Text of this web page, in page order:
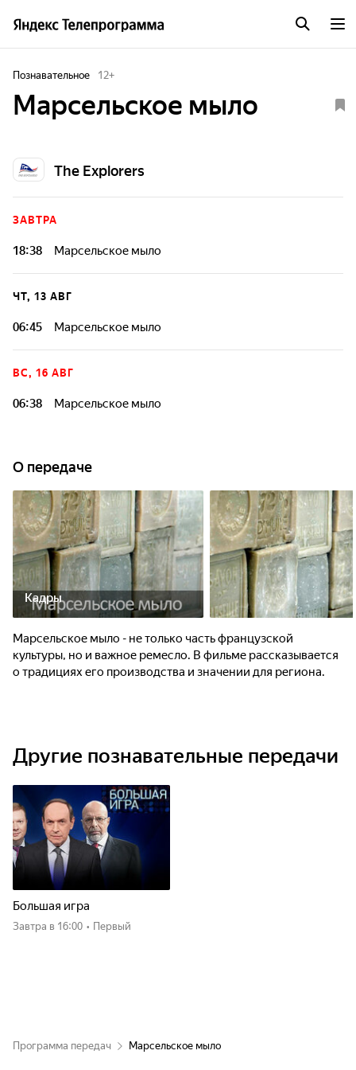
Познавательное 12+
Марсельское мыло
The Explorers
ЗАВТРА
18:38 Марсельское мыло
ЧТ, 13 АВГ
06:45 Марсельское мыло
ВС, 16 АВГ
06:38 Марсельское мыло
О передаче
Кадры
Марсельское мыло - не только часть французской
культуры, но и важное ремесло. В фильме рассказывается
о традициях его производства и значении для региона.
Другие познавательные передачи
Большая игра
Завтра в 16:00 • Первый
Программа передач Марсельское мыло